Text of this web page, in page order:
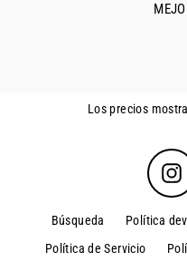
Los precios
Búsqueda Política
Política de Servicio